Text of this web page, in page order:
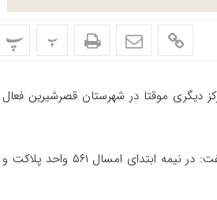
پ پ
دیگری موقتا در شهرستان قصرشیرین فعال
وی با بیان اینکه اهدای پلاسما و پلاکت نیز در مراکز خونگیری استان انجام می‌شود، گفت: در نیمه ابتدای امسال ۵۶۱ واحد پلاکت و